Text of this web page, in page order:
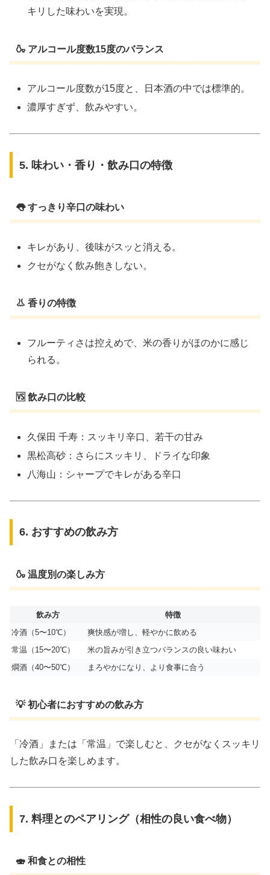
キリした味わいを実現。
🍶 アルコール度数15度のバランス
アルコール度数が15度と、日本酒の中では標準的。
濃厚すぎず、飲みやすい。
5. 味わい・香り・飲み口の特徴
👅 すっきり辛口の味わい
キレがあり、後味がスッと消える。
クセがなく飲み飽きしない。
👃 香りの特徴
フルーティさは控えめで、米の香りがほのかに感じ
られる。
🆚 飲み口の比較
久保田 千寿：スッキリ辛口、若干の甘み
黒松高砂：さらにスッキリ、ドライな印象
八海山：シャープでキレがある辛口
6. おすすめの飲み方
🍶 温度別の楽しみ方
飲み方
特徴
冷酒（5〜10℃）
爽快感が増し、軽やかに飲める
常温（15〜20℃）
米の旨みが引き立つバランスの良い味わい
燗酒（40〜50℃）
まろやかになり、より食事に合う
💡 初心者におすすめの飲み方
「冷酒」または「常温」で楽しむと、クセがなくスッキリ
した飲み口を楽しめます。
7. 料理とのペアリング（相性の良い食べ物）
🍣 和食との相性